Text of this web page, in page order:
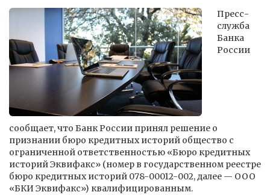
Пресс-
служба
Банка
России
сообщает, что Банк России принял решение о
признании бюро кредитных историй общество с
ограниченной ответственностью «Бюро кредитных
историй Эквифакс» (номер в государственном реестре
бюро кредитных историй 078-00012-002, далее — ООО
«БКИ Эквифакс») квалифицированным.